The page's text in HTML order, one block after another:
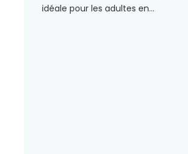
idéale pour les adultes en...